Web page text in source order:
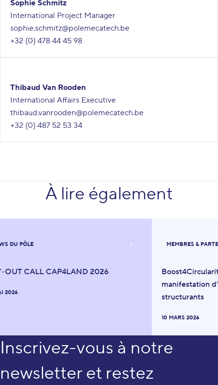
Sophie Schmitz
International Project Manager
sophie.schmitz@polemecatech.be
+32 (0) 478 44 45 98
Thibaud Van Rooden
International Affairs Executive
thibaud.vanrooden@polemecatech.be
+32 (0) 487 52 53 34
À lire également
OUT CALL CAP4LAND 2026
2026
DU PÔLE
manifestation
structurants
10 MARS 2026
MEMBRES &
Inscrivez-vous à notre
newsletter et restez